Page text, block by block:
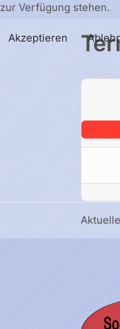
zur Verfügung stehen.
Akzeptieren